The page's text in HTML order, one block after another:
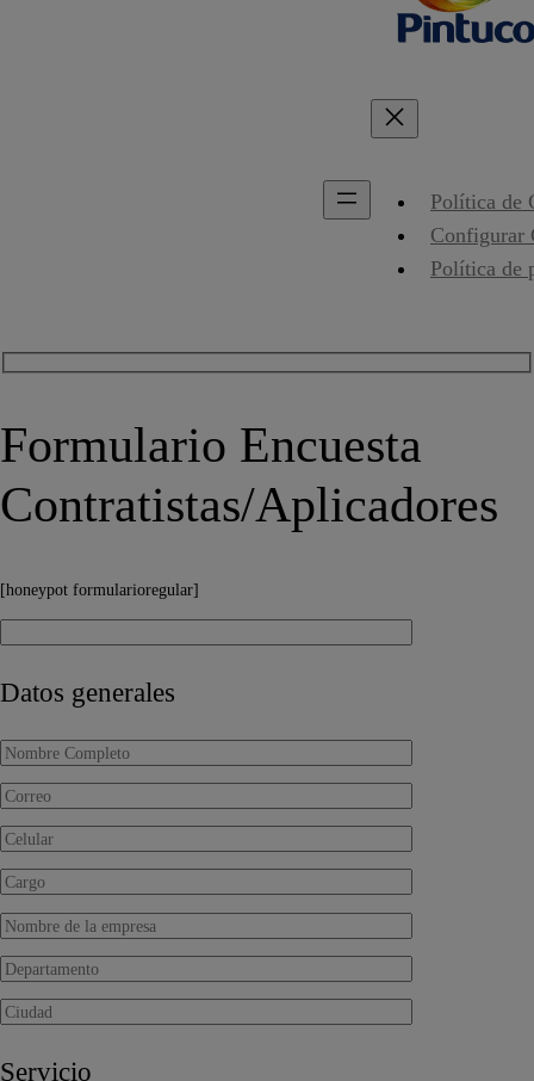
Política de
Configurar
Política de
Formulario Encuesta
Contratistas/Aplicadores
[honeypot formularioregular]
Datos generales
Servicio